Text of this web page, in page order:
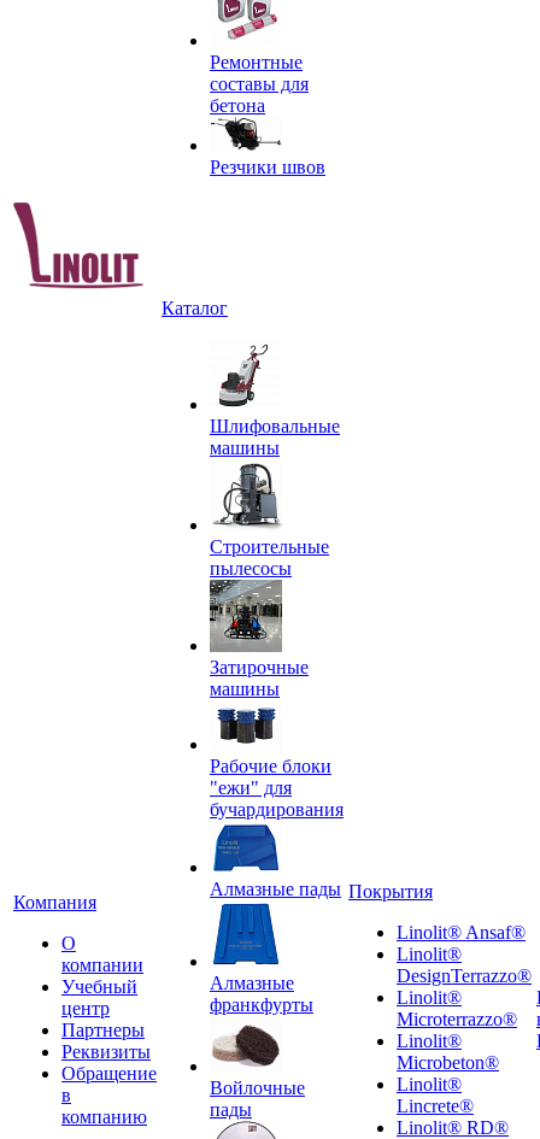
Ремонтные
составы для
бетона
Резчики швов
Компания
О
компании
Учебный
центр
Партнеры
Реквизиты
Обращение
в
компанию
Каталог
Шлифовальные
машины
Строительные
пылесосы
Затирочные
машины
Рабочие блоки
"ежи" для
бучардирования
Алмазные пады
Алмазные
франкфурты
Войлочные
пады
Покрытия
Linolit® Ansaf®
Linolit®
DesignTerrazzo®
Linolit®
Microterrazzo®
Linolit®
Microbeton®
Linolit®
Lincrete®
Linolit® RD®